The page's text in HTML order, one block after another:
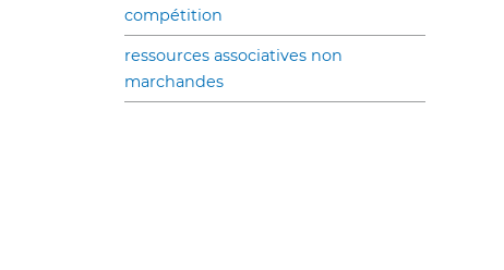
compétition
ressources associatives non
marchandes